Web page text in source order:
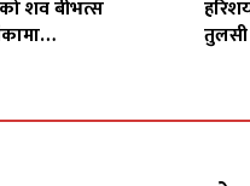
शव बीभत्स
तुलसी